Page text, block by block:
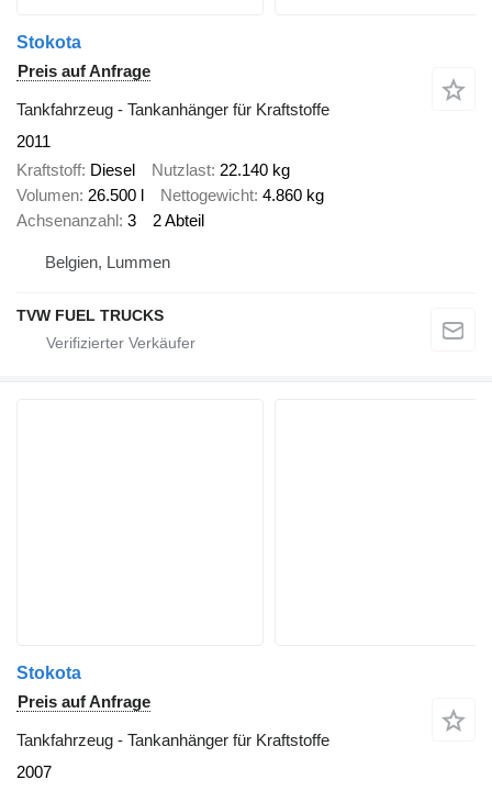
Stokota
Preis auf Anfrage
Tankfahrzeug - Tankanhänger für Kraftstoffe
2011
Kraftstoff Diesel Nutzlast 22.140 kg
Volumen 26.500 l Nettogewicht 4.860 kg
Achsenanzahl 3 2 Abteil
Belgien, Lummen
TVW FUEL TRUCKS
Stokota
Preis auf Anfrage
Tankfahrzeug - Tankanhänger für Kraftstoffe
2007